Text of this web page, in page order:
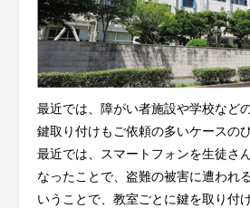
最近では、障がい者施設や学校など
鍵取り付けもご依頼の多いケースの
最近では、スマートフォンを生徒さ
なったことで、盗難の被害に遭われ
いうことで、教室ごとに鍵を取り付